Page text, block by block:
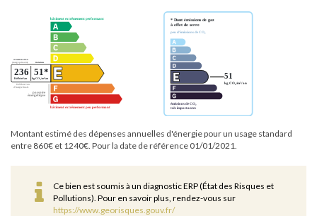
Montant estimé des dépenses annuelles d'énergie pour un usage standard
entre 860€ et 1240€. Pour la date de référence 01/01/2021.
Ce bien est soumis à un diagnostic ERP (État des Risques et
Pollutions). Pour en savoir plus, rendez-vous sur
https://www.georisques.gouv.fr/